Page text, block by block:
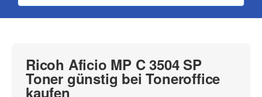
Ricoh Aficio MP C 3504 SP
Toner günstig bei Toneroffice
kaufen